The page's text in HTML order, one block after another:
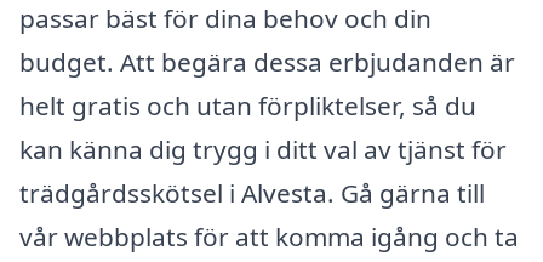
passar bäst för dina behov och din
budget. Att begära dessa erbjudanden är
helt gratis och utan förpliktelser, så du
kan känna dig trygg i ditt val av tjänst för
trädgårdsskötsel i Alvesta. Gå gärna till
vår webbplats för att komma igång och ta